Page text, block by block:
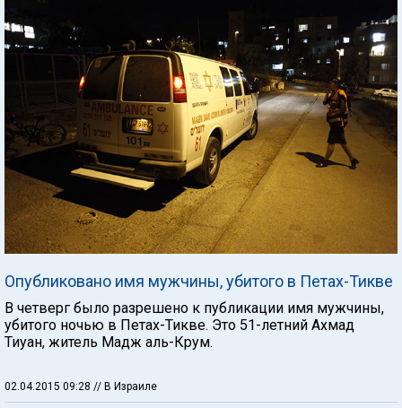
Опубликовано имя мужчины, убитого в Петах-Тикве
В четверг было разрешено к публикации имя мужчины,
убитого ночью в Петах-Тикве. Это 51-летний Ахмад
Тиуан, житель Мадж аль-Крум.
02.04.2015 09:28 // В Израиле